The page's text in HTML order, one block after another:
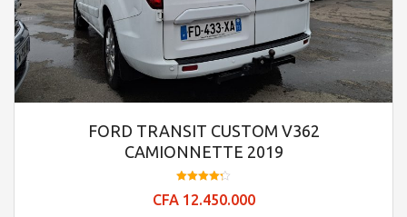
FORD TRANSIT CUSTOM V362
CAMIONNETTE 2019
4.23
CFA12.450.000